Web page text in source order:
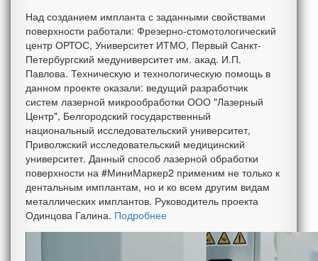
Над созданием импланта с заданными свойствами
поверхности работали: Фрезерно-стомотологический
центр ОРТОС, Университет ИТМО, Первый Санкт-
Петербургский медуниверситет им. акад. И.П.
Павлова. Техническую и технологическую помощь в
данном проекте оказали: ведущий разработчик
систем лазерной микрообработки ООО "Лазерный
Центр", Белгородский государственный
национальный исследовательский университет,
Приволжский исследовательский медицинский
университет. Данный способ лазерной обработки
поверхности на #МиниМаркер2 применим не только к
дентальным имплантам, но и ко всем другим видам
металлических имплантов. Руководитель проекта
Одинцова Галина. Подробнее